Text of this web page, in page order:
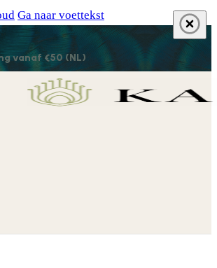
Ga naar voettekst
vanaf €50 (NL)